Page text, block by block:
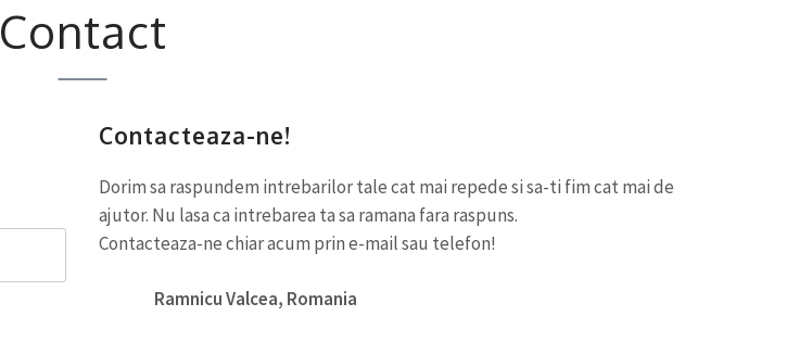
Contact
Contacteaza-ne!
Dorim sa raspundem intrebarilor tale cat mai repede si sa-ti fim cat mai de
ajutor. Nu lasa ca intrebarea ta sa ramana fara raspuns.
Contacteaza-ne chiar acum prin e-mail sau telefon!
Ramnicu Valcea, Romania